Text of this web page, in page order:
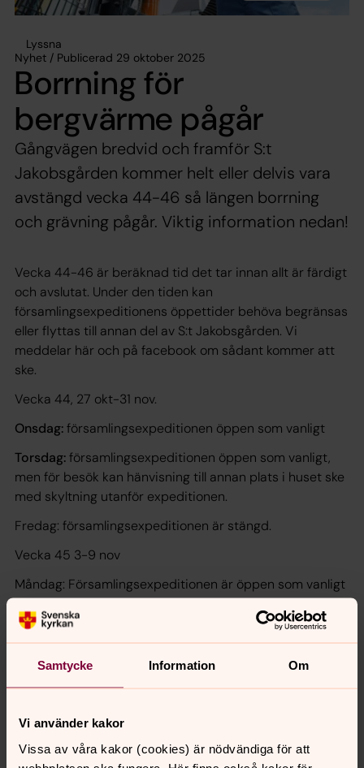
Samtycke Information Om
Vi använder kakor
Vissa av våra kakor (cookies) är nödvändiga för att
Lyssna
Nyhet / Publicerad 29 oktober 2025
Borrning för
bergvärme pågår
Gångvägen bredvid och framför S:t
Jakobsgården kommer helt eller delvis vara
avstängd vecka 44-46 så längen borrning
och grävning pågår. Viktig information nedan!
Vecka 44-46 är beräknad tid det tar innan allt är färdigt
och avslutat. Under den tiden kan
församlingsexpeditionens öppettider behöva begränsas
eller flyttas till annan del av S:t Jakobsgården. Vi
meddelar här och på facebook om sådant kommer att
ske.
Vecka 44, 27 okt-31 nov.
Onsdag:församlingsexpeditionen öppen som vanligt
Torsdag:församlingsexpeditionen öppen som vanligt,
men för besök kan hänvisning till annan plats i huset ske
med skyltning utanför expeditionen.
Fredag: församlingsexpeditionen är stängd.
Vecka 45 3-9 nov
Måndag: Församlingsexpeditionen är öppen som vanligt
Tisdag: Församlingsexpeditionen är öppen som vanligt
Onsdag: Församlingsexpeditionen är öppen men besök
hänvisas till ingång från Repslagargatan (baksidan av
hänvisas till ingång från Repslagargatan (baksidan av
huset, mitt emot prästgården).